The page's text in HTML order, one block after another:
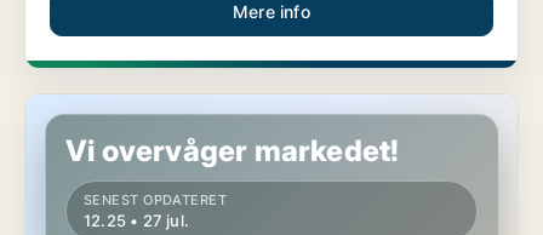
Mere info
Butik i Dronninglund
Vi overvåger markedet!
SENEST OPDATERET
12.25 • 27 jul.